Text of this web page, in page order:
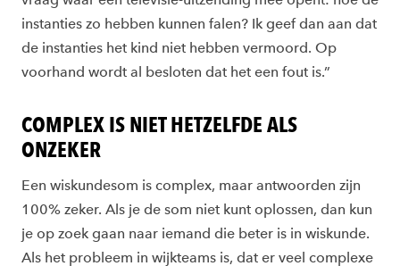
instanties zo hebben kunnen falen? Ik geef dan aan dat
de instanties het kind niet hebben vermoord. Op
voorhand wordt al besloten dat het een fout is.”
COMPLEX IS NIET HETZELFDE ALS
ONZEKER
Een wiskundesom is complex, maar antwoorden zijn
100% zeker. Als je de som niet kunt oplossen, dan kun
je op zoek gaan naar iemand die beter is in wiskunde.
Als het probleem in wijkteams is, dat er veel complexe